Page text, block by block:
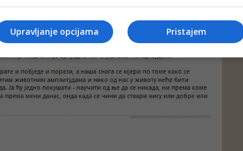
Pristajem
Upravljanje opcijama